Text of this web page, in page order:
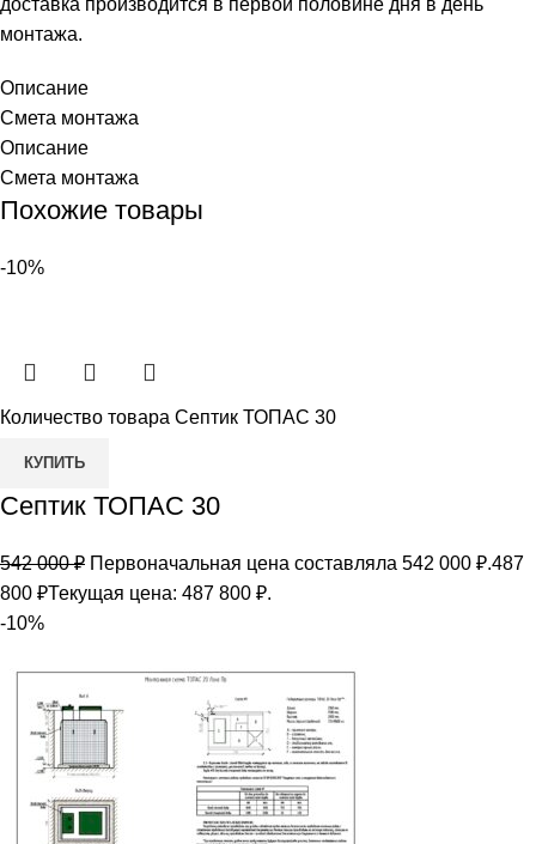
монтажа.
Описание
Смета монтажа
Описание
Смета монтажа
Похожие товары
-10%
Количество товара Септик ТОПАС 30
КУПИТЬ
Септик ТОПАС 30
542 000₽ Первоначальная цена составляла 542 000 ₽.487
800 ₽Текущая цена: 487 800 ₽.
-10%